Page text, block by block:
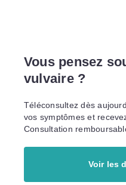
Vous pensez
vulvaire ?
Téléconsultez dès
vos symptômes et
Consultation
Voir les